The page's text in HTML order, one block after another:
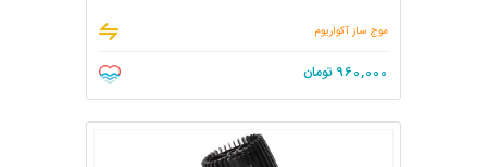
موج ساز آکواریوم
960,000 تومان